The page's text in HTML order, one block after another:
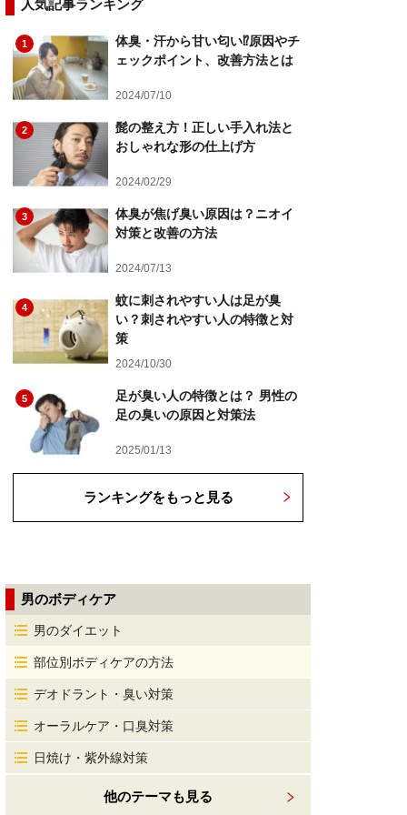
人気記事ランキング
1
体臭・汗から甘い匂い⁉原因やチ
ェックポイント、改善方法とは
2024/07/10
2
髭の整え方！正しい手入れ法と
おしゃれな形の仕上げ方
2024/02/29
3
体臭が焦げ臭い原因は？ニオイ
対策と改善の方法
2024/07/13
4
蚊に刺されやすい人は足が臭
い？刺されやすい人の特徴と対
策
2024/10/30
5
足が臭い人の特徴とは？ 男性の
足の臭いの原因と対策法
2025/01/13
ランキングをもっと見る
男のボディケア
男のダイエット
部位別ボディケアの方法
デオドラント・臭い対策
オーラルケア・口臭対策
日焼け・紫外線対策
他のテーマも見る